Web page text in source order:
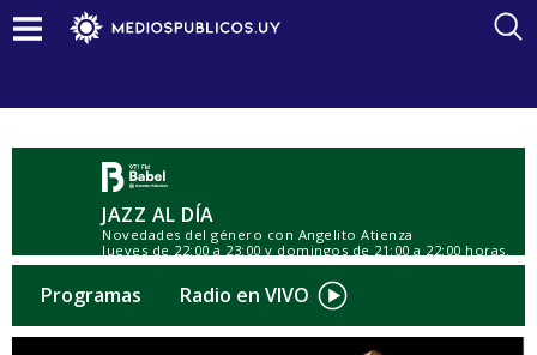
JAZZ AL DÍA
Novedades del género con Angelito Atienza
Jueves de 22:00 a 23:00 y domingos de 21:00 a 22:00 horas.
l Conducción: Ángel Atienza
Programas Radio en VIVO